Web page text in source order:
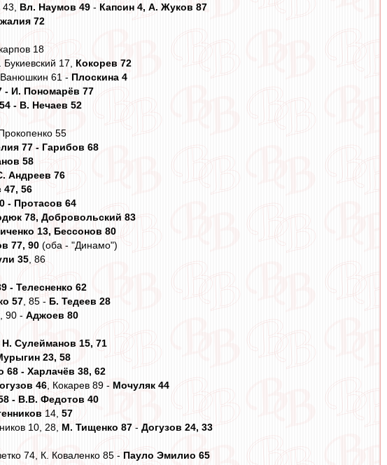
43, Вл. Наумов 49 - Капсин 4, А. Жуков 87
72
18
17, Кокорев 72
61 - Плоскина 4
- И. Пономарёв 77
- В. Нечаев 52
55
77 - Гарибов 68
58
Андреев 76
47, 56
- Протасов 64
78, Добровольский 83
13, Бессонов 80
77, 90 (оба - "Динамо")
35, 86
- Телесненко 62
57, 85 - Б. Тедеев 28
, 90 - Аджоев 80
Сулейманов 15, 71
23, 58
68 - Харлачёв 38, 62
46, Кокарев 89 - Мочуляк 44
- В.В. Федотов 40
14, 57
10, 28, М. Тищенко 87 - Догузов 24, 33
74, К. Коваленко 85 - Пауло Эмилио 65